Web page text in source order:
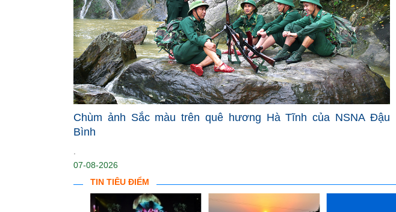
Chùm ảnh Sắc màu trên quê hương Hà Tĩnh của NSNA Đậu
Bình
.
07-08-2026
TIN TIÊU ĐIỂM